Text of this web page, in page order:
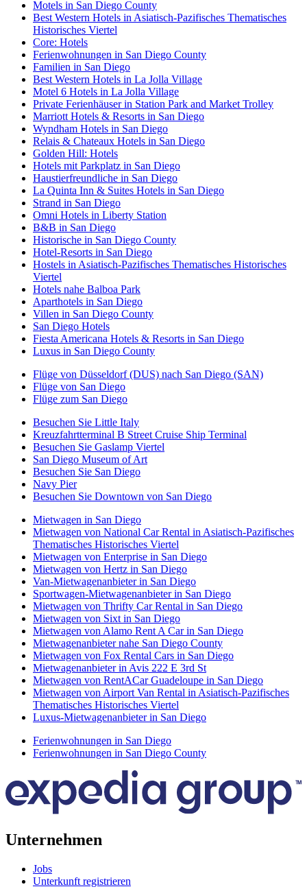
Motels in San Diego County
Best Western Hotels in Asiatisch-Pazifisches Thematisches
Historisches Viertel
Core: Hotels
Ferienwohnungen in San Diego County
Familien in San Diego
Best Western Hotels in La Jolla Village
Motel 6 Hotels in La Jolla Village
Private Ferienhäuser in Station Park and Market Trolley
Marriott Hotels & Resorts in San Diego
Wyndham Hotels in San Diego
Relais & Chateaux Hotels in San Diego
Golden Hill: Hotels
Hotels mit Parkplatz in San Diego
Haustierfreundliche in San Diego
La Quinta Inn & Suites Hotels in San Diego
Strand in San Diego
Omni Hotels in Liberty Station
B&B in San Diego
Historische in San Diego County
Hotel-Resorts in San Diego
Hostels in Asiatisch-Pazifisches Thematisches Historisches
Viertel
Hotels nahe Balboa Park
Aparthotels in San Diego
Villen in San Diego County
San Diego Hotels
Fiesta Americana Hotels & Resorts in San Diego
Luxus in San Diego County
Flüge von Düsseldorf (DUS) nach San Diego (SAN)
Flüge von San Diego
Flüge zum San Diego
Besuchen Sie Little Italy
Kreuzfahrtterminal B Street Cruise Ship Terminal
Besuchen Sie Gaslamp Viertel
San Diego Museum of Art
Besuchen Sie San Diego
Navy Pier
Besuchen Sie Downtown von San Diego
Mietwagen in San Diego
Mietwagen von National Car Rental in Asiatisch-Pazifisches
Thematisches Historisches Viertel
Mietwagen von Enterprise in San Diego
Mietwagen von Hertz in San Diego
Van-Mietwagenanbieter in San Diego
Sportwagen-Mietwagenanbieter in San Diego
Mietwagen von Thrifty Car Rental in San Diego
Mietwagen von Sixt in San Diego
Mietwagen von Alamo Rent A Car in San Diego
Mietwagenanbieter nahe San Diego County
Mietwagen von Fox Rental Cars in San Diego
Mietwagenanbieter in Avis 222 E 3rd St
Mietwagen von RentACar Guadeloupe in San Diego
Mietwagen von Airport Van Rental in Asiatisch-Pazifisches
Thematisches Historisches Viertel
Luxus-Mietwagenanbieter in San Diego
Ferienwohnungen in San Diego
Ferienwohnungen in San Diego County
Unternehmen
Jobs
Unterkunft registrieren